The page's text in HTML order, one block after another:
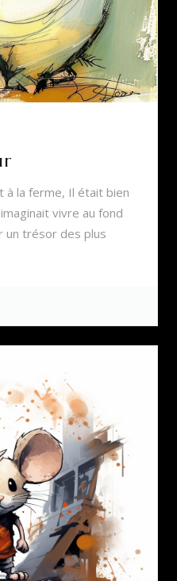
à la ferme, Il était bien
vivre au fond
un trésor des plus